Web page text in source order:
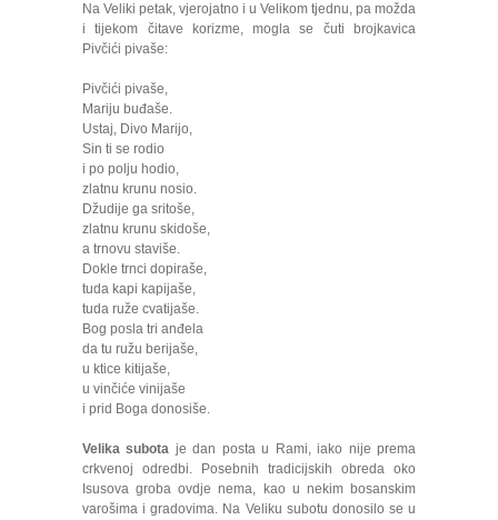
Na Veliki petak, vjerojatno i u Velikom tjednu, pa možda
i tijekom čitave korizme, mogla se čuti brojkavica
Pivčići pivaše:
Pivčići pivaše,
Mariju buđaše.
Ustaj, Divo Marijo,
Sin ti se rodio
i po polju hodio,
zlatnu krunu nosio.
Džudije ga sritoše,
zlatnu krunu skidoše,
a trnovu staviše.
Dokle trnci dopiraše,
tuda kapi kapijaše,
tuda ruže cvatijaše.
Bog posla tri anđela
da tu ružu berijaše,
u ktice kitijaše,
u vinčiće vinijaše
i prid Boga donosiše.
Velika subota je dan posta u Rami, iako nije prema
crkvenoj odredbi. Posebnih tradicijskih obreda oko
Isusova groba ovdje nema, kao u nekim bosanskim
varošima i gradovima. Na Veliku subotu donosilo se u